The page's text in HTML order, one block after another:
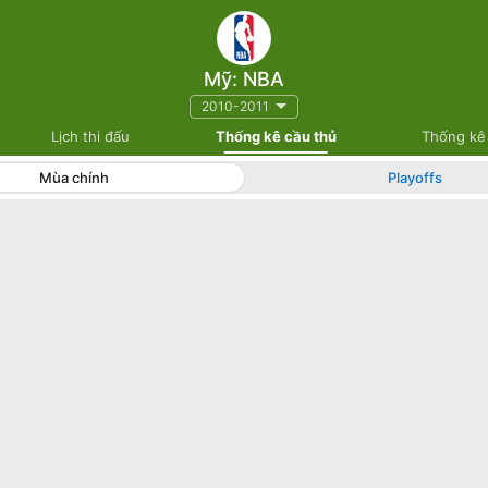
Mỹ: NBA
2010-2011
Lịch thi đấu Thống kê cầu thủ Thống
Mùa chính Playoffs